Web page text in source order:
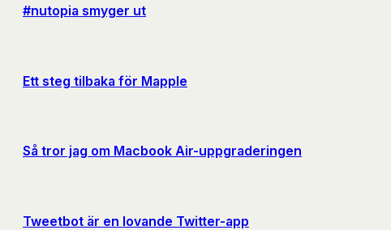
#nutopia smyger ut
Ett steg tilbaka för Mapple
Så tror jag om Macbook Air-uppgraderingen
Tweetbot är en lovande Twitter-app